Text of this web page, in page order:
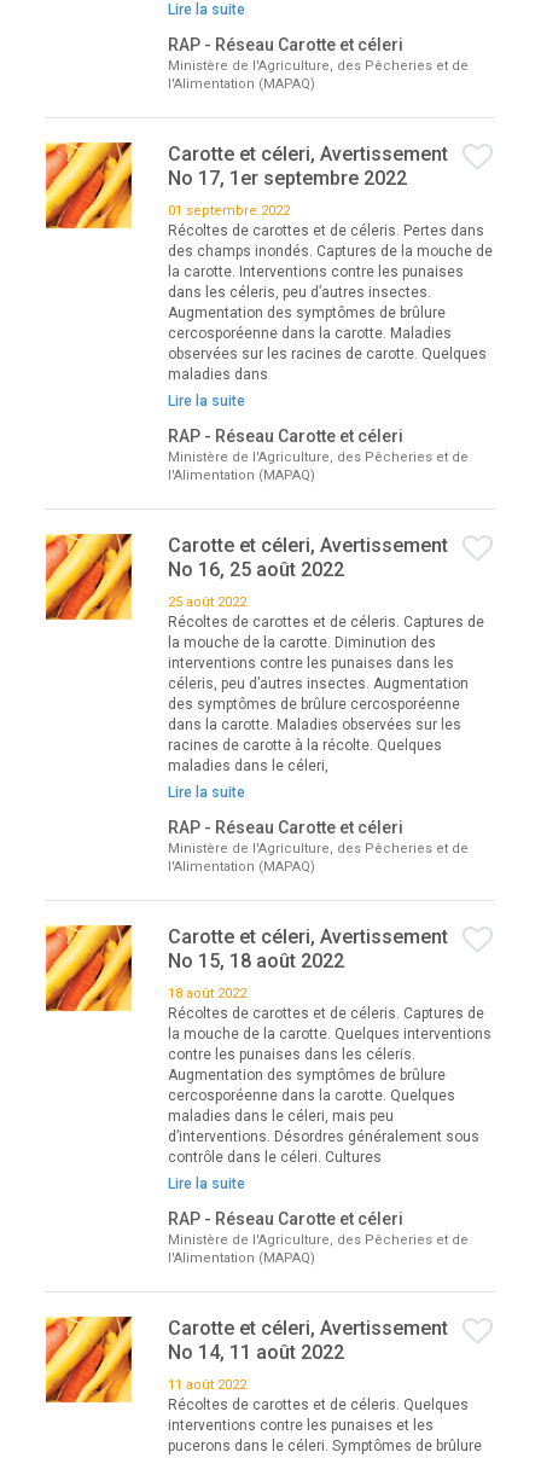
Lire la suite
RAP - Réseau Carotte et céleri
Ministère de l'Agriculture, des Pêcheries et de
l'Alimentation (MAPAQ)
Carotte et céleri, Avertissement
No 17, 1er septembre 2022
01 septembre 2022
Récoltes de carottes et de céleris. Pertes dans
des champs inondés. Captures de la mouche de
la carotte. Interventions contre les punaises
dans les céleris, peu d’autres insectes.
Augmentation des symptômes de brûlure
cercosporéenne dans la carotte. Maladies
observées sur les racines de carotte. Quelques
maladies dans
Lire la suite
RAP - Réseau Carotte et céleri
Ministère de l'Agriculture, des Pêcheries et de
l'Alimentation (MAPAQ)
Carotte et céleri, Avertissement
No 16, 25 août 2022
25 août 2022
Récoltes de carottes et de céleris. Captures de
la mouche de la carotte. Diminution des
interventions contre les punaises dans les
céleris, peu d’autres insectes. Augmentation
des symptômes de brûlure cercosporéenne
dans la carotte. Maladies observées sur les
racines de carotte à la récolte. Quelques
maladies dans le céleri,
Lire la suite
RAP - Réseau Carotte et céleri
Ministère de l'Agriculture, des Pêcheries et de
l'Alimentation (MAPAQ)
Carotte et céleri, Avertissement
No 15, 18 août 2022
18 août 2022
Récoltes de carottes et de céleris. Captures de
la mouche de la carotte. Quelques interventions
contre les punaises dans les céleris.
Augmentation des symptômes de brûlure
cercosporéenne dans la carotte. Quelques
maladies dans le céleri, mais peu
d’interventions. Désordres généralement sous
contrôle dans le céleri. Cultures
Lire la suite
RAP - Réseau Carotte et céleri
Ministère de l'Agriculture, des Pêcheries et de
l'Alimentation (MAPAQ)
Carotte et céleri, Avertissement
No 14, 11 août 2022
11 août 2022
Récoltes de carottes et de céleris. Quelques
interventions contre les punaises et les
pucerons dans le céleri. Symptômes de brûlure